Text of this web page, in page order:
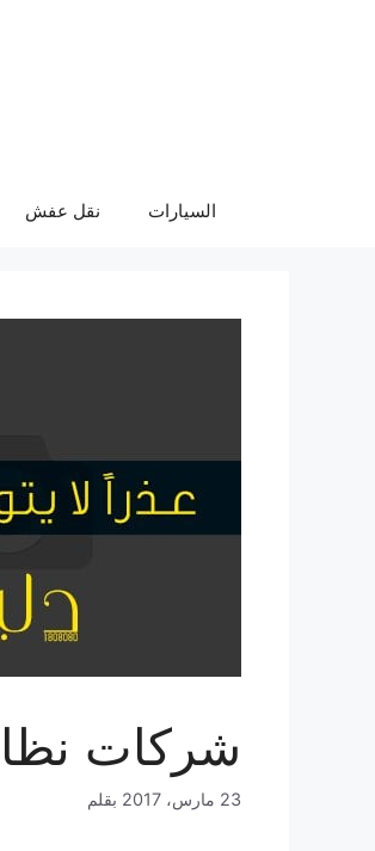
السيارات نقل عفش
شركات
23 مارس، 2017 بقلم